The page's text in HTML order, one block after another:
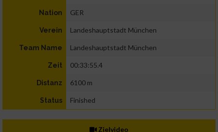
Nation GER
Verein Landeshauptstadt München
Team Name Landeshauptstadt München
Zeit 00:33:55.4
Distanz 6100 m
Status Finished
Zielvideo